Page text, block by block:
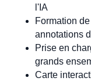
l'IA
Formation
annotations
Prise en
grands
Carte